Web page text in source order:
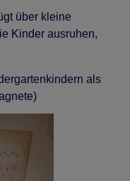
über kleine
Kinder ausruhen,
als